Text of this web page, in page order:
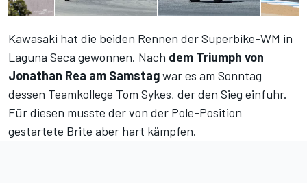
Kawasaki hat die beiden Rennen der Superbike-WM in
Laguna Seca gewonnen. Nach dem Triumph von
Jonathan Rea am Samstagwar es am Sonntag
dessen Teamkollege Tom Sykes, der den Sieg einfuhr.
Für diesen musste der von der Pole-Position
gestartete Brite aber hart kämpfen.